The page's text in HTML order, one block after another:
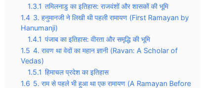
1.3.1 तमिलनाडु का इतिहास: राजवंशों और शासकों की भूमि
1.4 3. हनुमानजी ने लिखी थी पहली रामायण (First Ramayan by
Hanumanji)
1.4.1 पंजाब का इतिहास: वीरता और समृद्धि की भूमि
1.5 4. रावण था वेदों का महान ज्ञानी (Ravan: A Scholar of
Vedas)
1.5.1 हिमाचल प्रदेश का इतिहास
1.6 5. राम से पहले भी हुआ था एक रामायण (A Ramayan Before